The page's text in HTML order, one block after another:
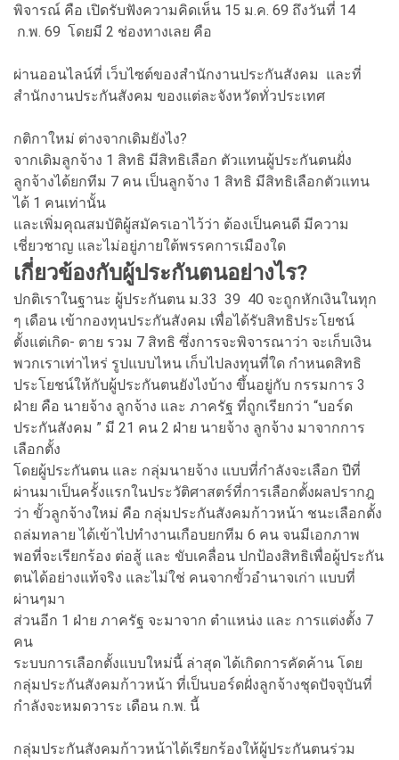
พิจารณ์ คือ เปิดรับฟังความคิดเห็น 15 ม.ค. 69 ถึงวันที่ 14
ก.พ. 69 โดยมี 2 ช่องทางเลย คือ
ผ่านออนไลน์ที่ เว็บไซต์ของสำนักงานประกันสังคม และที่
สำนักงานประกันสังคม ของแต่ละจังหวัดทั่วประเทศ
กติกาใหม่ ต่างจากเดิมยังไง?
จากเดิมลูกจ้าง 1 สิทธิ มีสิทธิเลือก ตัวแทนผู้ประกันตนฝั่ง
ลูกจ้างได้ยกทีม 7 คน เป็นลูกจ้าง 1 สิทธิ มีสิทธิเลือกตัวแทน
ได้ 1 คนเท่านั้น
และเพิ่มคุณสมบัติผู้สมัครเอาไว้ว่า ต้องเป็นคนดี มีความ
เชี่ยวชาญ และไม่อยู่ภายใต้พรรคการเมืองใด
เกี่ยวข้องกับผู้ประกันตนอย่างไร?
ปกติเราในฐานะ ผู้ประกันตน ม.33 39 40 จะถูกหักเงินในทุก
ๆ เดือน เข้ากองทุนประกันสังคม เพื่อได้รับสิทธิประโยชน์
ตั้งแต่เกิด- ตาย รวม 7 สิทธิ ซึ่งการจะพิจารณาว่า จะเก็บเงิน
พวกเราเท่าไหร่ รูปแบบไหน เก็บไปลงทุนที่ใด กำหนดสิทธิ
ประโยชน์ให้กับผู้ประกันตนยังไงบ้าง ขึ้นอยู่กับ กรรมการ 3
ฝ่าย คือ นายจ้าง ลูกจ้าง และ ภาครัฐ ที่ถูกเรียกว่า “บอร์ด
ประกันสังคม ” มี 21 คน 2 ฝ่าย นายจ้าง ลูกจ้าง มาจากการ
เลือกตั้ง
โดยผู้ประกันตน และ กลุ่มนายจ้าง แบบที่กำลังจะเลือก ปีที่
ผ่านมาเป็นครั้งแรกในประวัติศาสตร์ที่การเลือกตั้งผลปรากฎ
ว่า ขั้วลูกจ้างใหม่ คือ กลุ่มประกันสังคมก้าวหน้า ชนะเลือกตั้ง
ถล่มทลาย ได้เข้าไปทำงานเกือบยกทีม 6 คน จนมีเอกภาพ
พอที่จะเรียกร้อง ต่อสู้ และ ขับเคลื่อน ปกป้องสิทธิเพื่อผู้ประกัน
ตนได้อย่างแท้จริง และไม่ใช่ คนจากขั้วอำนาจเก่า แบบที่
ผ่านๆมา
ส่วนอีก 1 ฝ่าย ภาครัฐ จะมาจาก ตำแหน่ง และ การแต่งตั้ง 7
คน
ระบบการเลือกตั้งแบบใหม่นี้ ล่าสุด ได้เกิดการคัดค้าน โดย
กลุ่มประกันสังคมก้าวหน้า ที่เป็นบอร์ดฝั่งลูกจ้างชุดปัจจุบันที่
กำลังจะหมดวาระ เดือน ก.พ. นี้
กลุ่มประกันสังคมก้าวหน้าได้เรียกร้องให้ผู้ประกันตนร่วม